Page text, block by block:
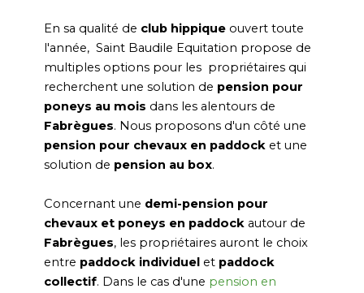
En sa qualité de club hippique ouvert toute
l'année, Saint Baudile Equitation propose de
multiples options pour les propriétaires qui
recherchent une solution de pension pour
poneys au mois dans les alentours de
Fabrègues. Nous proposons d'un côté une
pension pour chevaux en paddock et une
solution de pension au box.
Concernant une demi-pension pour
chevaux et poneys en paddock autour de
Fabrègues, les propriétaires auront le choix
entre paddock individuel et paddock
collectif. Dans le cas d'une pension en